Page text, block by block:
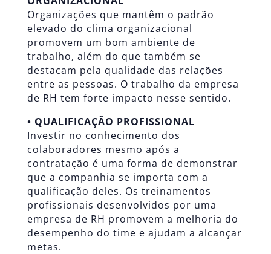
Organizações que mantêm o padrão
elevado do clima organizacional
promovem um bom ambiente de
trabalho, além do que também se
destacam pela qualidade das relações
entre as pessoas. O trabalho da empresa
de RH tem forte impacto nesse sentido.
• QUALIFICAÇÃO PROFISSIONAL
Investir no conhecimento dos
colaboradores mesmo após a
contratação é uma forma de demonstrar
que a companhia se importa com a
qualificação deles. Os treinamentos
profissionais desenvolvidos por uma
empresa de RH promovem a melhoria do
desempenho do time e ajudam a alcançar
metas.